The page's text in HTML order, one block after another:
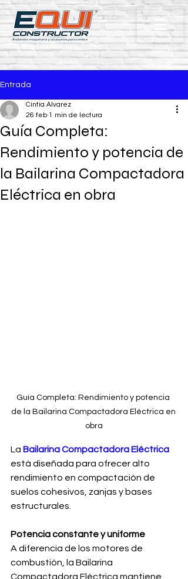
Entrada
Guía Completa:
Rendimiento y potencia de
la Bailarina Compactadora
Eléctrica en obra
Cintia Alvarez
26 feb 1 min de lectura
Guía Completa: Rendimiento y potencia
de la Bailarina Compactadora Eléctrica en
obra
La Bailarina Compactadora Eléctrica
está diseñada para ofrecer alto
rendimiento en compactación de
suelos cohesivos, zanjas y bases
estructurales.
Potencia constante y uniforme
A diferencia de los motores de
combustión, la Bailarina
Compactadora Eléctrica mantiene